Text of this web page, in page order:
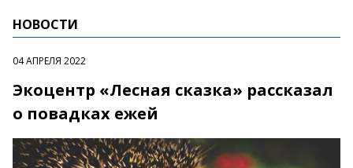
НОВОСТИ
04 АПРЕЛЯ 2022
Экоцентр «Лесная сказка» рассказал
о повадках ежей